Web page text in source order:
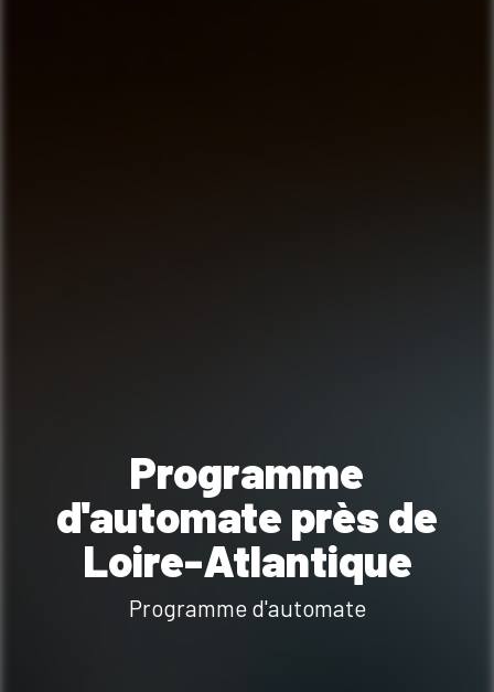
Programme
d'automate près de
Loire-Atlantique
Programme d'automate